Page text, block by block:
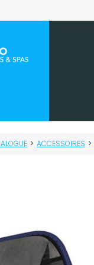
> ACCESSOIRES >